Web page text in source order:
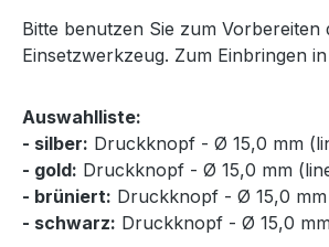
Bitte benutzen Sie zum
Einsetzwerkzeug. Zum Einbringen
Auswahlliste:
- silber: Druckknopf - Ø 15,0 mm
- gold: Druckknopf - Ø 15,0 mm
- brüniert: Druckknopf - Ø 15,0
- schwarz: Druckknopf - Ø 15,0